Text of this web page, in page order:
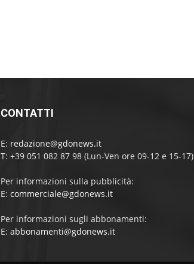
CONTATTI
E: redazione@gdonews.it
T: +39 051 082 87 98 (Lun-Ven ore 09-12 e 15-17)
Per informazioni sulla pubblicità:
E: commerciale@gdonews.it
Per informazioni sugli abbonamenti:
E: abbonamenti@gdonews.it